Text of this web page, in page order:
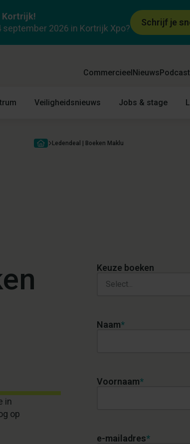
Kortrijk!
september 2026 in Kortrijk Xpo?
Schrijf je
CommercieelNieuws
Veiligheidsnieuws Jobs & stage
Ledendeal | Boeken Maklu
in
op
Keuze boeken
Select...
Naam*
Voornaam*
e-mailadres*